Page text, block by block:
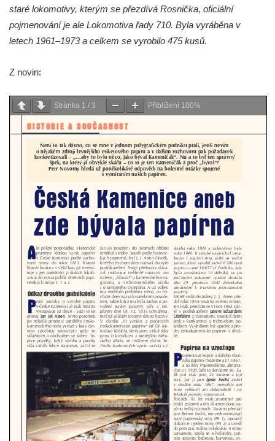
Hradci Králové
Bývalý palác Občanské záložny v ulici V
Kopečku v Hradci Králové
Bývalá Státní odborná škola koželužská v
Hradci Králové
Budova muzea v Hradci Králové
Tyršův dům v Tyršově ulici v Mělníku
Budova bývalého gymnázia v Tyršově ulici
v Mělníku
Knihtiskárna Jiřího Jelena v ulici U Tanku v
Mělníku
Dům čp. 27 na náměstí Míru v Mělníku
Dům U Zlatého hroznu na náměstí Míru v
Mělníku
Bývalá Okresní hospodářská záložna v ulici
Fibichova v Mělníku
Husův dům u evangelického kostela v
Mělníku
Hradiště – archeopark svatý Jan v
Netolicích
Kamenný stůl v Běhánkách
Sluneční hodiny u rozhledny Stradonka
Mlýn u Karkulky na potoce Žejdlík v
staré lokomotivy, kterým se přezdívá Rosnička, oficiální
pojmenování je ale Lokomotiva řady 710. Byla vyráběna v
letech 1961–1973 a celkem se vyrobilo 475 kusů.
Z novin:
Stránka 1 / 3 Přiblížení 100%